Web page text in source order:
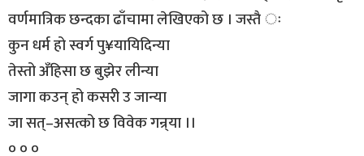
वर्णमात्रिक छन्दका ढाँचामा लेखिएको छ । जस्तै ः
कुन धर्म हो स्वर्ग पु¥यायिदिन्या
तेस्तो अँहिसा छ बुझेर लीन्या
जागा कउन् हो कसरी उ जान्या
जा सत्–असत्को छ विवेक गन्र्या ।।
० ० ०